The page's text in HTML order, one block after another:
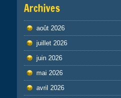
Archives
août 2026
juillet 2026
juin 2026
mai 2026
avril 2026